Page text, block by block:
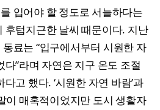
입어야 할 정도로 서늘하다는
후텁지근한 날씨 때문이다. 지난
료는 “입구에서부터 시원한 자
”라며 자연은 지구 온도 조절
고 했다. ‘시원한 자연 바람’과
이 매혹적이었지만 도시 생활자